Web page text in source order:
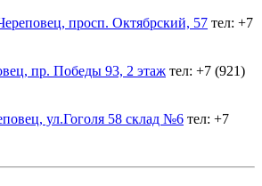
просп. Октябрский, 57 тел: +7
пр. Победы 93, 2 этаж тел: +7 (921)
ул.Гоголя 58 склад №6 тел: +7